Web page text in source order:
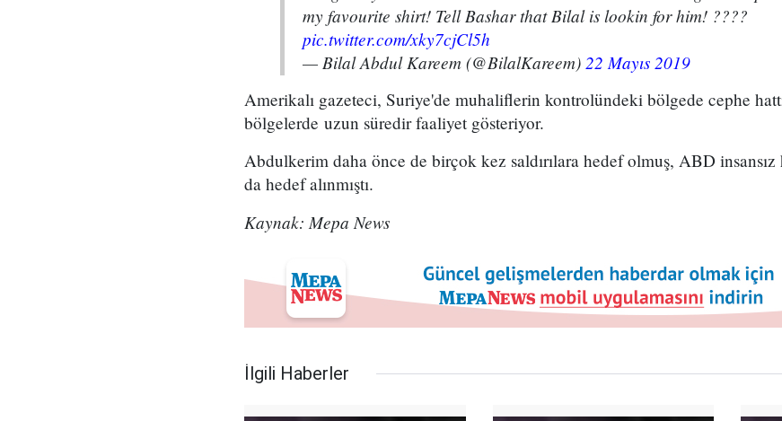
my favourite shirt! Tell Bashar that Bilal is lookin for him! ????
pic.twitter.com/xky7cjCl5h
— Bilal Abdul Kareem (@BilalKareem)22 Mayıs 2019
Amerikalı gazeteci, Suriye'de muhaliflerin kontrolündeki bölgede cephe
bölgelerde uzun süredir faaliyet gösteriyor.
Abdulkerim daha önce de birçok kez saldırılara hedef olmuş, ABD insansız
da hedef alınmıştı.
Kaynak: Mepa News
İlgili Haberler